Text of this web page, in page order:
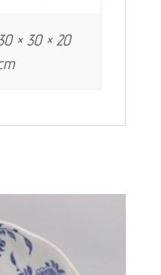
× 30 × 20